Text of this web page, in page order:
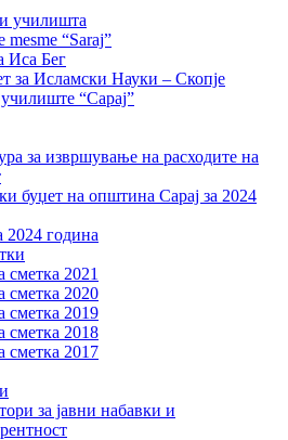
училишта
mesme “Saraj”
Иса Бег
за Исламски Науки – Скопје
“Сарај”
за извршување на расходите на
буџет на општина Сарај за 2024
2024 година
сметка 2021
сметка 2020
сметка 2019
сметка 2018
сметка 2017
за јавни набавки и